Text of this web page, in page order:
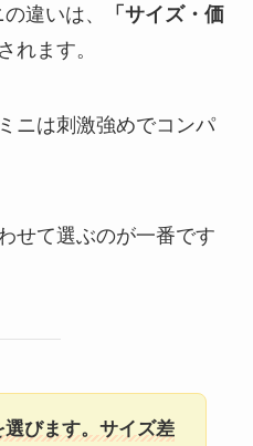
違いは、
「サイズ・価
れます。
ニは刺激強めでコンパ
せて選ぶのが一番です
びます。サイズ差